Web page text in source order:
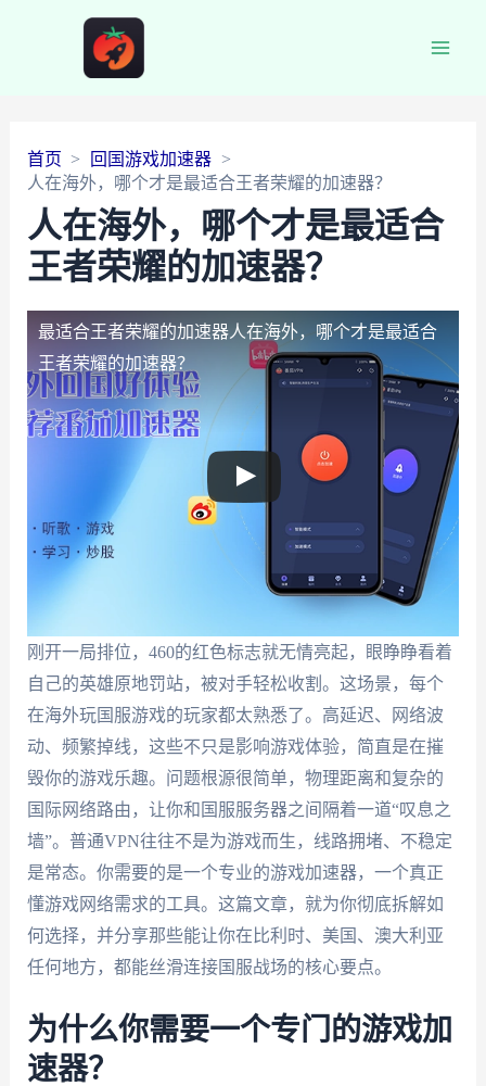
首页
回国游戏加速器
人在海外，哪个才是最适合王者荣耀的加速器？
人在海外，哪个才是最适合
王者荣耀的加速器？
最适合王者荣耀的加速器人在海外，哪个才是最适合
王者荣耀的加速器？
刚开一局排位，460的红色标志就无情亮起，眼睁睁看着
自己的英雄原地罚站，被对手轻松收割。这场景，每个
在海外玩国服游戏的玩家都太熟悉了。高延迟、网络波
动、频繁掉线，这些不只是影响游戏体验，简直是在摧
毁你的游戏乐趣。问题根源很简单，物理距离和复杂的
国际网络路由，让你和国服服务器之间隔着一道“叹息之
墙”。普通VPN往往不是为游戏而生，线路拥堵、不稳定
是常态。你需要的是一个专业的游戏加速器，一个真正
懂游戏网络需求的工具。这篇文章，就为你彻底拆解如
何选择，并分享那些能让你在比利时、美国、澳大利亚
任何地方，都能丝滑连接国服战场的核心要点。
为什么你需要一个专门的游戏加
速器？